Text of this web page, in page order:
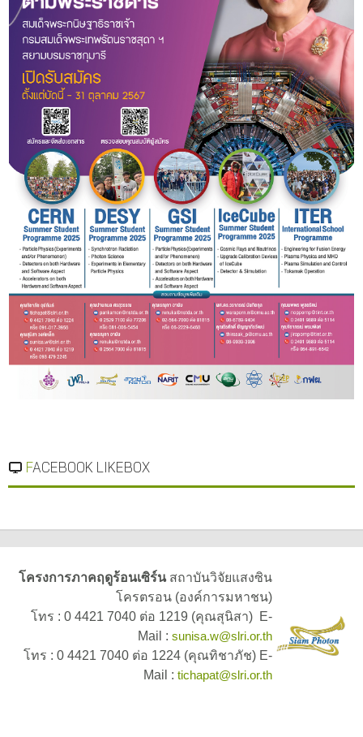
FACEBOOK LIKEBOX
โครงการภาคฤดูร้อนเซิร์นสถาบันวิจัยแสงซิน
โครตรอน (องค์การมหาชน)
โทร : 0 4421 7040 ต่อ 1219 (คุณสุนิสา) E-
Mail : sunisa.w@slri.or.th
โทร : 0 4421 7040 ต่อ 1224 (คุณทิชาภัช) E-
Mail : tichapat@slri.or.th